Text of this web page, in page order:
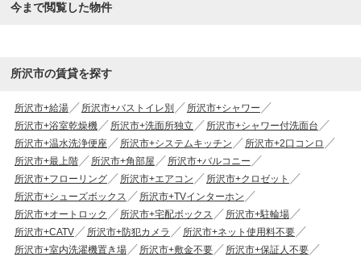
今まで閲覧した物件
所沢市の賃貸を探す
所沢市+給湯 所沢市+バストイレ別
所沢市+シャワー
所沢市+浴室乾燥機
所沢市+洗面所独立
所沢市+シャワー付洗面台
所沢市+温水洗浄便座
所沢市+システムキッチン
所沢市+2口コンロ
所沢市+最上階
所沢市+角部屋
所沢市+バルコニー
所沢市+フローリング
所沢市+エアコン
所沢市+クロゼット
所沢市+シューズボックス
所沢市+TVインターホン
所沢市+オートロック
所沢市+宅配ボックス
所沢市+駐輪場
所沢市+CATV
所沢市+防犯カメラ
所沢市+ネット使用料不要
所沢市+室内洗濯機置き場
所沢市+敷金不要
所沢市+保証人不要